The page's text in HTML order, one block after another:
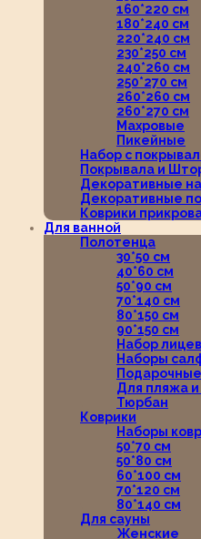
160*220 см
180*240 см
220*240 см
230*250 см
240*260 см
250*270 см
260*260 см
260*270 см
Махровые
Пикейные
Набор с
Покрывала и
Декоративные
Декоративные
Коврики
Для ванной
Полотенца
30*50 см
40*60 см
50*90 см
70*140 см
80*150 см
90*150 см
Набор
Наборы
Для пляжа и
Тюрбан
Коврики
Наборы
50*70 см
50*80 см
60*100 см
70*120 см
80*140 см
Для сауны
Женские